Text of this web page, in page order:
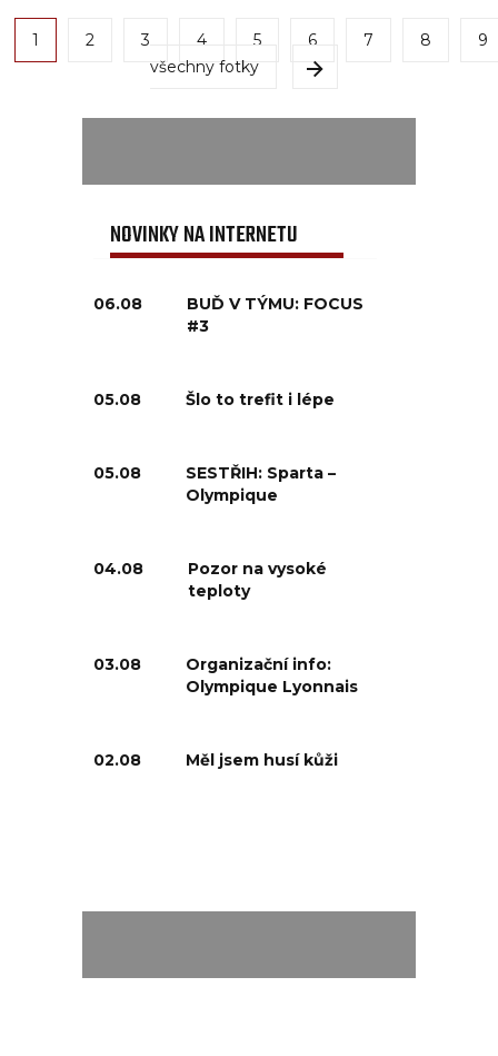
1 2 3 4 5 6 7 8
9
všechny fotky
NOVINKY NA INTERNETU
06.08
BUĎ V TÝMU: FOCUS
#3
05.08 Šlo to trefit i lépe
05.08
SESTŘIH: Sparta –
Olympique
04.08
Pozor na vysoké
teploty
03.08
Organizační info:
Olympique Lyonnais
02.08 Měl jsem husí kůži